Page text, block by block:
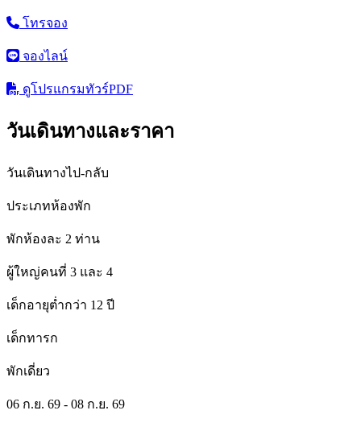
โทรจอง
จองไลน์
ดูโปรแกรมทัวร์PDF
วันเดินทางและราคา
วันเดินทางไป-กลับ
ประเภทห้องพัก
พักห้องละ 2 ท่าน
ผู้ใหญ่คนที่ 3 และ 4
เด็กอายุต่ำกว่า 12 ปี
เด็กทารก
พักเดี่ยว
06 ก.ย. 69 - 08 ก.ย. 69